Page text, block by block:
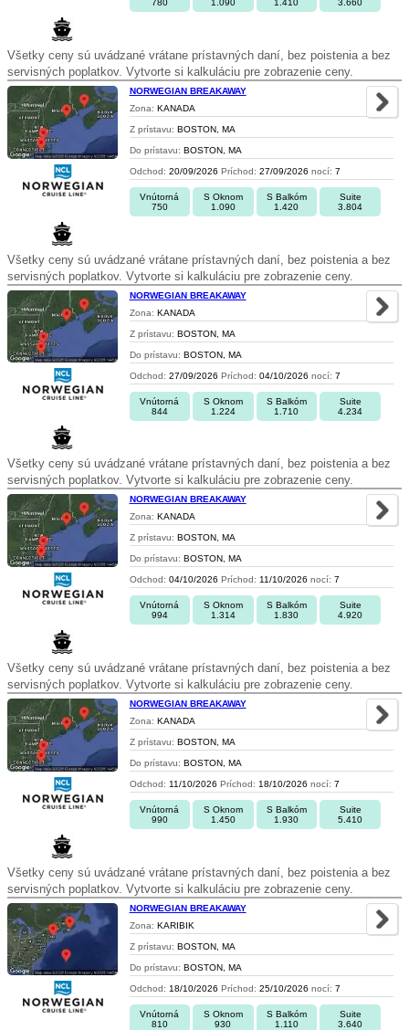
780 1.090 1.410 3.660
Všetky ceny sú uvádzané vrátane prístavných daní, bez poistenia a bez
servisných poplatkov. Vytvorte si kalkuláciu pre zobrazenie ceny.
NORWEGIAN BREAKAWAY
Zona: KANADA
Z prístavu: BOSTON, MA
Do prístavu: BOSTON, MA
Odchod: 20/09/2026 Príchod: 27/09/2026 nocí: 7
Vnútorná
750
S Oknom
1.090
S Balkóm
1.420
Suite
3.804
Všetky ceny sú uvádzané vrátane prístavných daní, bez poistenia a bez
servisných poplatkov. Vytvorte si kalkuláciu pre zobrazenie ceny.
NORWEGIAN BREAKAWAY
Zona: KANADA
Z prístavu: BOSTON, MA
Do prístavu: BOSTON, MA
Odchod: 27/09/2026 Príchod: 04/10/2026 nocí: 7
Vnútorná
844
S Oknom
1.224
S Balkóm
1.710
Suite
4.234
Všetky ceny sú uvádzané vrátane prístavných daní, bez poistenia a bez
servisných poplatkov. Vytvorte si kalkuláciu pre zobrazenie ceny.
NORWEGIAN BREAKAWAY
Zona: KANADA
Z prístavu: BOSTON, MA
Do prístavu: BOSTON, MA
Odchod: 04/10/2026 Príchod: 11/10/2026 nocí: 7
Vnútorná
994
S Oknom
1.314
S Balkóm
1.830
Suite
4.920
Všetky ceny sú uvádzané vrátane prístavných daní, bez poistenia a bez
servisných poplatkov. Vytvorte si kalkuláciu pre zobrazenie ceny.
NORWEGIAN BREAKAWAY
Zona: KANADA
Z prístavu: BOSTON, MA
Do prístavu: BOSTON, MA
Odchod: 11/10/2026 Príchod: 18/10/2026 nocí: 7
Vnútorná
990
S Oknom
1.450
S Balkóm
1.930
Suite
5.410
Všetky ceny sú uvádzané vrátane prístavných daní, bez poistenia a bez
servisných poplatkov. Vytvorte si kalkuláciu pre zobrazenie ceny.
NORWEGIAN BREAKAWAY
Zona: KARIBIK
Z prístavu: BOSTON, MA
Do prístavu: BOSTON, MA
Odchod: 18/10/2026 Príchod: 25/10/2026 nocí: 7
Vnútorná
810
S Oknom
930
S Balkóm
1.110
Suite
3.640